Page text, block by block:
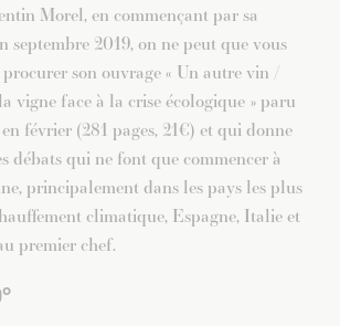
Morel, en commençant par sa
septembre 2019, on ne peut que vous
son ouvrage « Un autre vin /
vigne face à la crise écologique » paru
février (281 pages, 21€) et qui donne
débats qui ne font que commencer à
principalement dans les pays les plus
climatique, Espagne, Italie et
premier chef.